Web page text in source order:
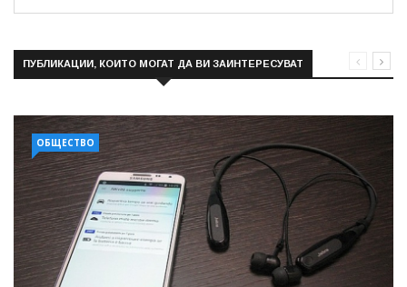
ПУБЛИКАЦИИ, КОИТО МОГАТ ДА ВИ ЗАИНТЕРЕСУВАТ
ОБЩЕСТВО